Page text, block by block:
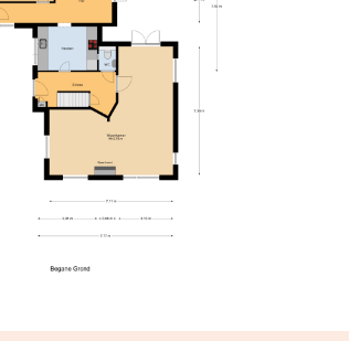
GERUST UW EIGEN AANKOOPMAKELAAR